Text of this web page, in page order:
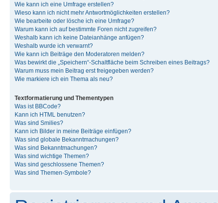
Wie kann ich eine Umfrage erstellen?
Wieso kann ich nicht mehr Antwortmöglichkeiten erstellen?
Wie bearbeite oder lösche ich eine Umfrage?
Warum kann ich auf bestimmte Foren nicht zugreifen?
Weshalb kann ich keine Dateianhänge anfügen?
Weshalb wurde ich verwarnt?
Wie kann ich Beiträge den Moderatoren melden?
Was bewirkt die „Speichern“-Schaltfläche beim Schreiben eines Beitrags?
Warum muss mein Beitrag erst freigegeben werden?
Wie markiere ich ein Thema als neu?
Textformatierung und Thementypen
Was ist BBCode?
Kann ich HTML benutzen?
Was sind Smilies?
Kann ich Bilder in meine Beiträge einfügen?
Was sind globale Bekanntmachungen?
Was sind Bekanntmachungen?
Was sind wichtige Themen?
Was sind geschlossene Themen?
Was sind Themen-Symbole?